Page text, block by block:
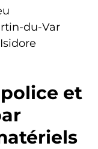
du-Var
et